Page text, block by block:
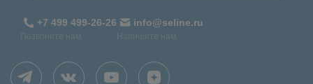
+7 499 499-26-26
Позвоните нам
info@seline.ru
Напишите нам